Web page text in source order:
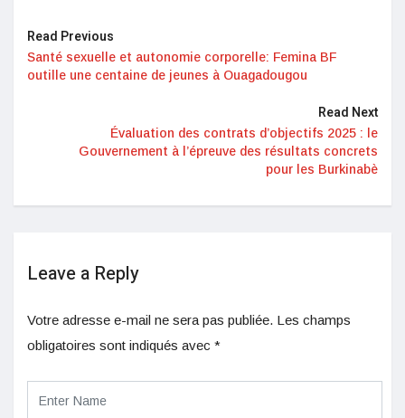
Read Previous
Santé sexuelle et autonomie corporelle: Femina BF
outille une centaine de jeunes à Ouagadougou
Read Next
Évaluation des contrats d’objectifs 2025 : le
Gouvernement à l’épreuve des résultats concrets
pour les Burkinabè
Leave a Reply
Votre adresse e-mail ne sera pas publiée. Les champs
obligatoires sont indiqués avec *